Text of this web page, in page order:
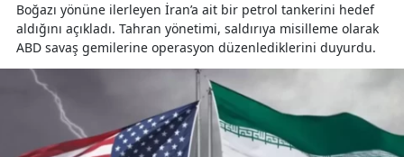
Boğazı yönüne ilerleyen İran’a ait bir petrol tankerini hedef
aldığını açıkladı. Tahran yönetimi, saldırıya misilleme olarak
ABD savaş gemilerine operasyon düzenlediklerini duyurdu.